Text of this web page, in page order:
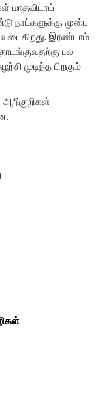
மாதவிடாய்
நாட்களுக்கு முன்பு
இரண்டாம்
பல
முடிந்த பிறகும்